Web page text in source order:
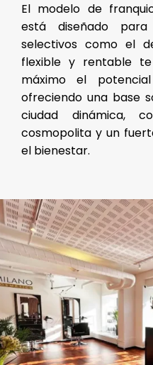
El modelo de
está diseñado
selectivos como el
flexible y rentable
máximo el
ofreciendo una base
ciudad dinámica,
cosmopolita y un
el bienestar.